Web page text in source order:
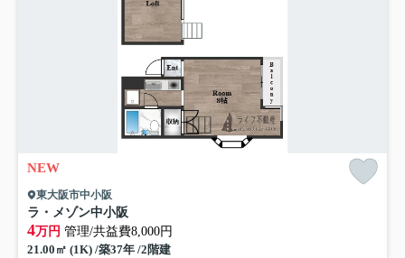
NEW
東大阪市中小阪
ラ・メゾン中小阪
4万円 管理/共益費8,000円
21.00㎡ (1K) /築37年 /2階建